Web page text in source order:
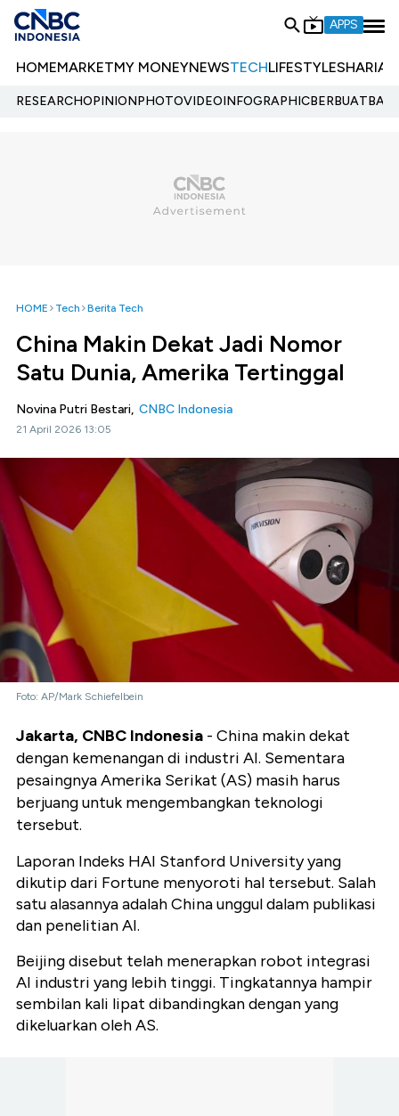
APPS
HOMEMARKETMY MONEYNEWSTECHLIFESTYLESHARIA
RESEARCHOPINIONPHOTOVIDEOINFOGRAPHIC
HOME Tech Berita Tech
China Makin Dekat Jadi Nomor
Satu Dunia, Amerika Tertinggal
Novina Putri Bestari, CNBC Indonesia
21 April 2026 13:05
Foto: AP/Mark Schiefelbein
Jakarta, CNBC Indonesia - China makin dekat
dengan kemenangan di industri AI. Sementara
pesaingnya Amerika Serikat (AS) masih harus
berjuang untuk mengembangkan teknologi
tersebut.
Laporan Indeks HAI Stanford University yang
dikutip dari Fortune menyoroti hal tersebut. Salah
satu alasannya adalah China unggul dalam publikasi
dan penelitian AI.
Beijing disebut telah menerapkan robot integrasi
AI industri yang lebih tinggi. Tingkatannya hampir
sembilan kali lipat dibandingkan dengan yang
dikeluarkan oleh AS.